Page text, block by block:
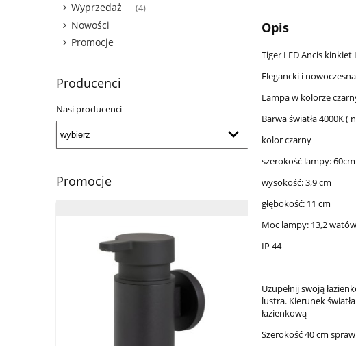
Wyprzedaż (4)
Nowości
Promocje
Producenci
Nasi producenci
Promocje
Opis
Tiger LED Ancis kinkiet
Elegancki i
Lampa w kolorze
Barwa światła 4000K (
kolor czarny
szerokość lampy: 60cm
wysokość: 3,9 cm
głębokość: 11 cm
Moc lampy: 13,2
IP 44
Uzupełnij swoją
lustra. Kierunek
łazienkową
Szerokość 40 cm